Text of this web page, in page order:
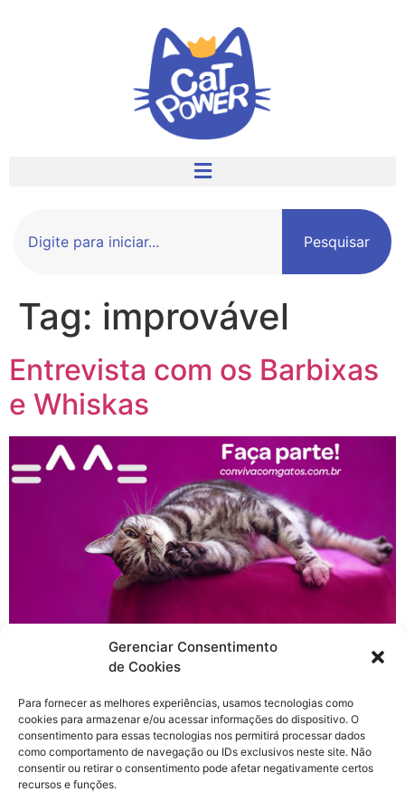
Gerenciar Consentimento
de Cookies
Para fornecer as melhores experiências, usamos tecnologias como
cookies para armazenar e/ou acessar informações do dispositivo. O
consentimento para essas tecnologias nos permitirá processar dados
como comportamento de navegação ou IDs exclusivos neste site. Não
consentir ou retirar o consentimento pode afetar negativamente certos
recursos e funções.
Pesquisar
Tag: improvável
Entrevista com os Barbixas
e Whiskas
Como vocês já sabem, a Whiskas está com uma
iniciativa sensacional chamada “Permita-se, conviva”,
parceria com o grupo Barbixas na websérie
“Barbixanos”, desmistificando os gatos. Fizemos uma
entrevista rápida com o Marcelo Bronze, Gerente de
Marketing de Catcare da Mars Brasil e
o Anderson Bizzocchi, Cia. Barbixas de Humor, o nosso